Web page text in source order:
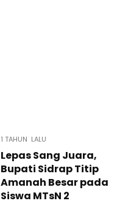
1 TAHUN LALU
Lepas Sang Juara,
Bupati Sidrap Titip
Amanah Besar pada
Siswa MTsN 2